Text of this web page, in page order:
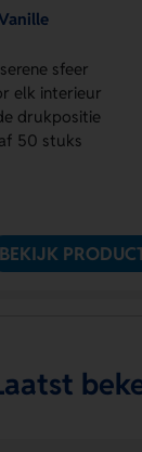
sfeer
elk interieur
drukpositie
50 stuks
BEKIJK